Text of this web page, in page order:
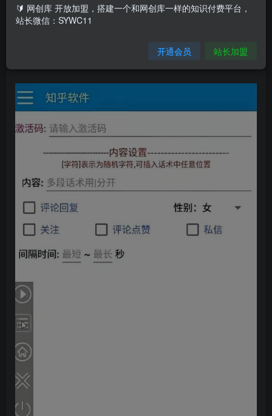
你的转化率可以达到恐怖的百分之80精准引流各行各业的精
准粉丝群体设备要求：安卓手机7.1及以上系统或电脑模拟器
🔰 网创库 开放加盟，搭建一个和网创库一样的知识付费平台，
站长微信：SYWC11
开通会员 站长加盟